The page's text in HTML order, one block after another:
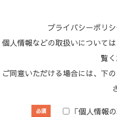
プライバシーポリ
個人情報などの取扱いについて
覧く
ご同意いただける場合には、下
必須 「個人情報